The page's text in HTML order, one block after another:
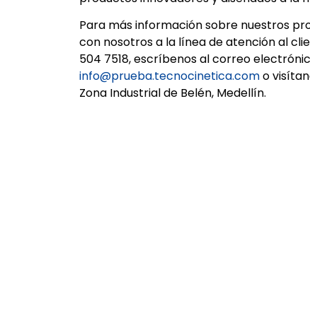
Para más información sobre nuestros
con nosotros a la línea de atención al
504 7518, escríbenos al correo
info@prueba.tecnocinetica.como
Zona Industrial de Belén, Medellín.